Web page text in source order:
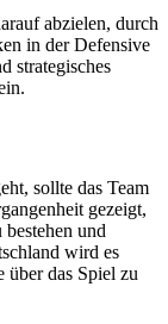
abzielen, durch
in der Defensive
strategisches
sollte das Team
gezeigt,
bestehen und
wird es
das Spiel zu